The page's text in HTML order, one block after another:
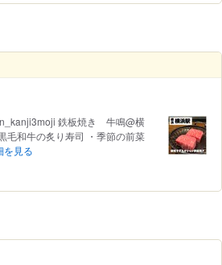
鉄板焼き 牛鳴@横
和牛の炙り寿司 ・季節の前菜
を見る